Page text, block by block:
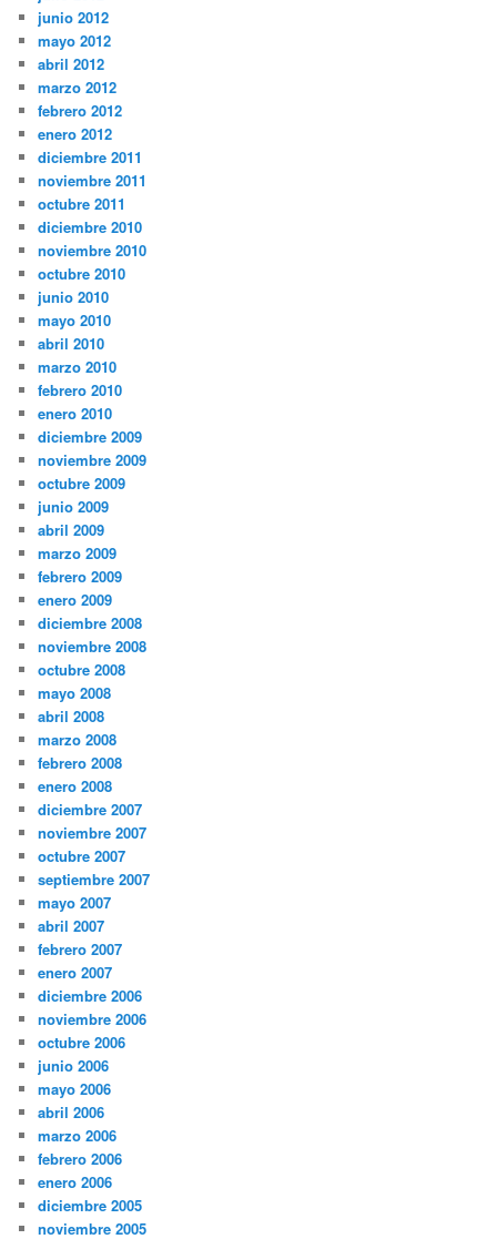
junio 2012
mayo 2012
abril 2012
marzo 2012
febrero 2012
enero 2012
diciembre 2011
noviembre 2011
octubre 2011
diciembre 2010
noviembre 2010
octubre 2010
junio 2010
mayo 2010
abril 2010
marzo 2010
febrero 2010
enero 2010
diciembre 2009
noviembre 2009
octubre 2009
junio 2009
abril 2009
marzo 2009
febrero 2009
enero 2009
diciembre 2008
noviembre 2008
octubre 2008
mayo 2008
abril 2008
marzo 2008
febrero 2008
enero 2008
diciembre 2007
noviembre 2007
octubre 2007
septiembre 2007
mayo 2007
abril 2007
febrero 2007
enero 2007
diciembre 2006
noviembre 2006
octubre 2006
junio 2006
mayo 2006
abril 2006
marzo 2006
febrero 2006
enero 2006
diciembre 2005
noviembre 2005